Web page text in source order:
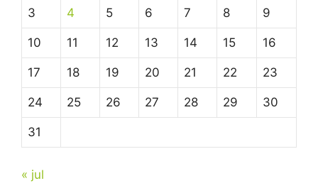
3 4 5 6 7 8 9
10 11 12 13 14 15 16
17 18 19 20 21 22 23
24 25 26 27 28 29 30
31
« jul